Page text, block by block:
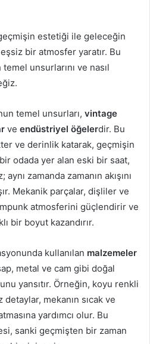
estetiği ile geleceğin
bir atmosfer yaratır. Bu
unsurlarını ve nasıl
temel unsurları, vintage
ve endüstriyel öğelerdir. Bu
ve derinlik katarak, geçmişin
odada yer alan eski bir saat,
zamanda zamanın akışını
Mekanik parçalar, dişliler ve
atmosferini güçlendirir ve
bir boyut kazandırır.
kullanılan malzemeler
metal ve cam gibi doğal
yansıtır. Örneğin, koyu renkli
mekanın sıcak ve
yardımcı olur. Bu
sanki geçmişten bir zaman